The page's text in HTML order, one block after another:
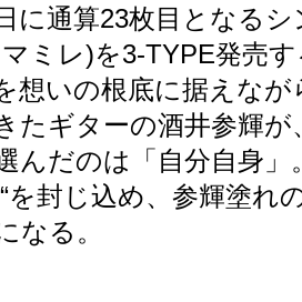
に通算23枚目となるシ
ミレ)を3-TYPE発売
想いの根底に据えな
たギターの酒井参輝が
んだのは「自分自身」
“を封じ込め、参輝塗れ
なる。